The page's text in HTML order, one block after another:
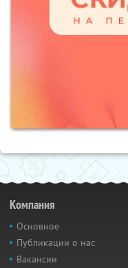
Компания
Основное
Публикации о нас
Вакансии